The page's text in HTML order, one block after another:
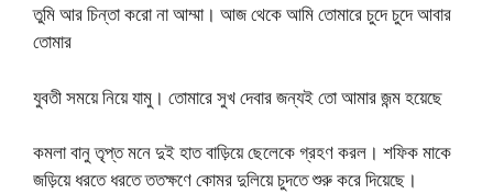
তুমি আর চিন্তা করো না আম্মা। আজ থেকে আমি তোমারে চুদে চুদে আবার
তোমার
যুবতী সময়ে নিয়ে যামু। তোমারে সুখ দেবার জন্যই তো আমার জন্ম হয়েছে
কমলা বানু তৃপ্ত মনে দুই হাত বাড়িয়ে ছেলেকে গ্রহণ করল। শফিক মাকে
জড়িয়ে ধরতে ধরতে ততক্ষণে কোমর দুলিয়ে চুদতে শুরু করে দিয়েছে।